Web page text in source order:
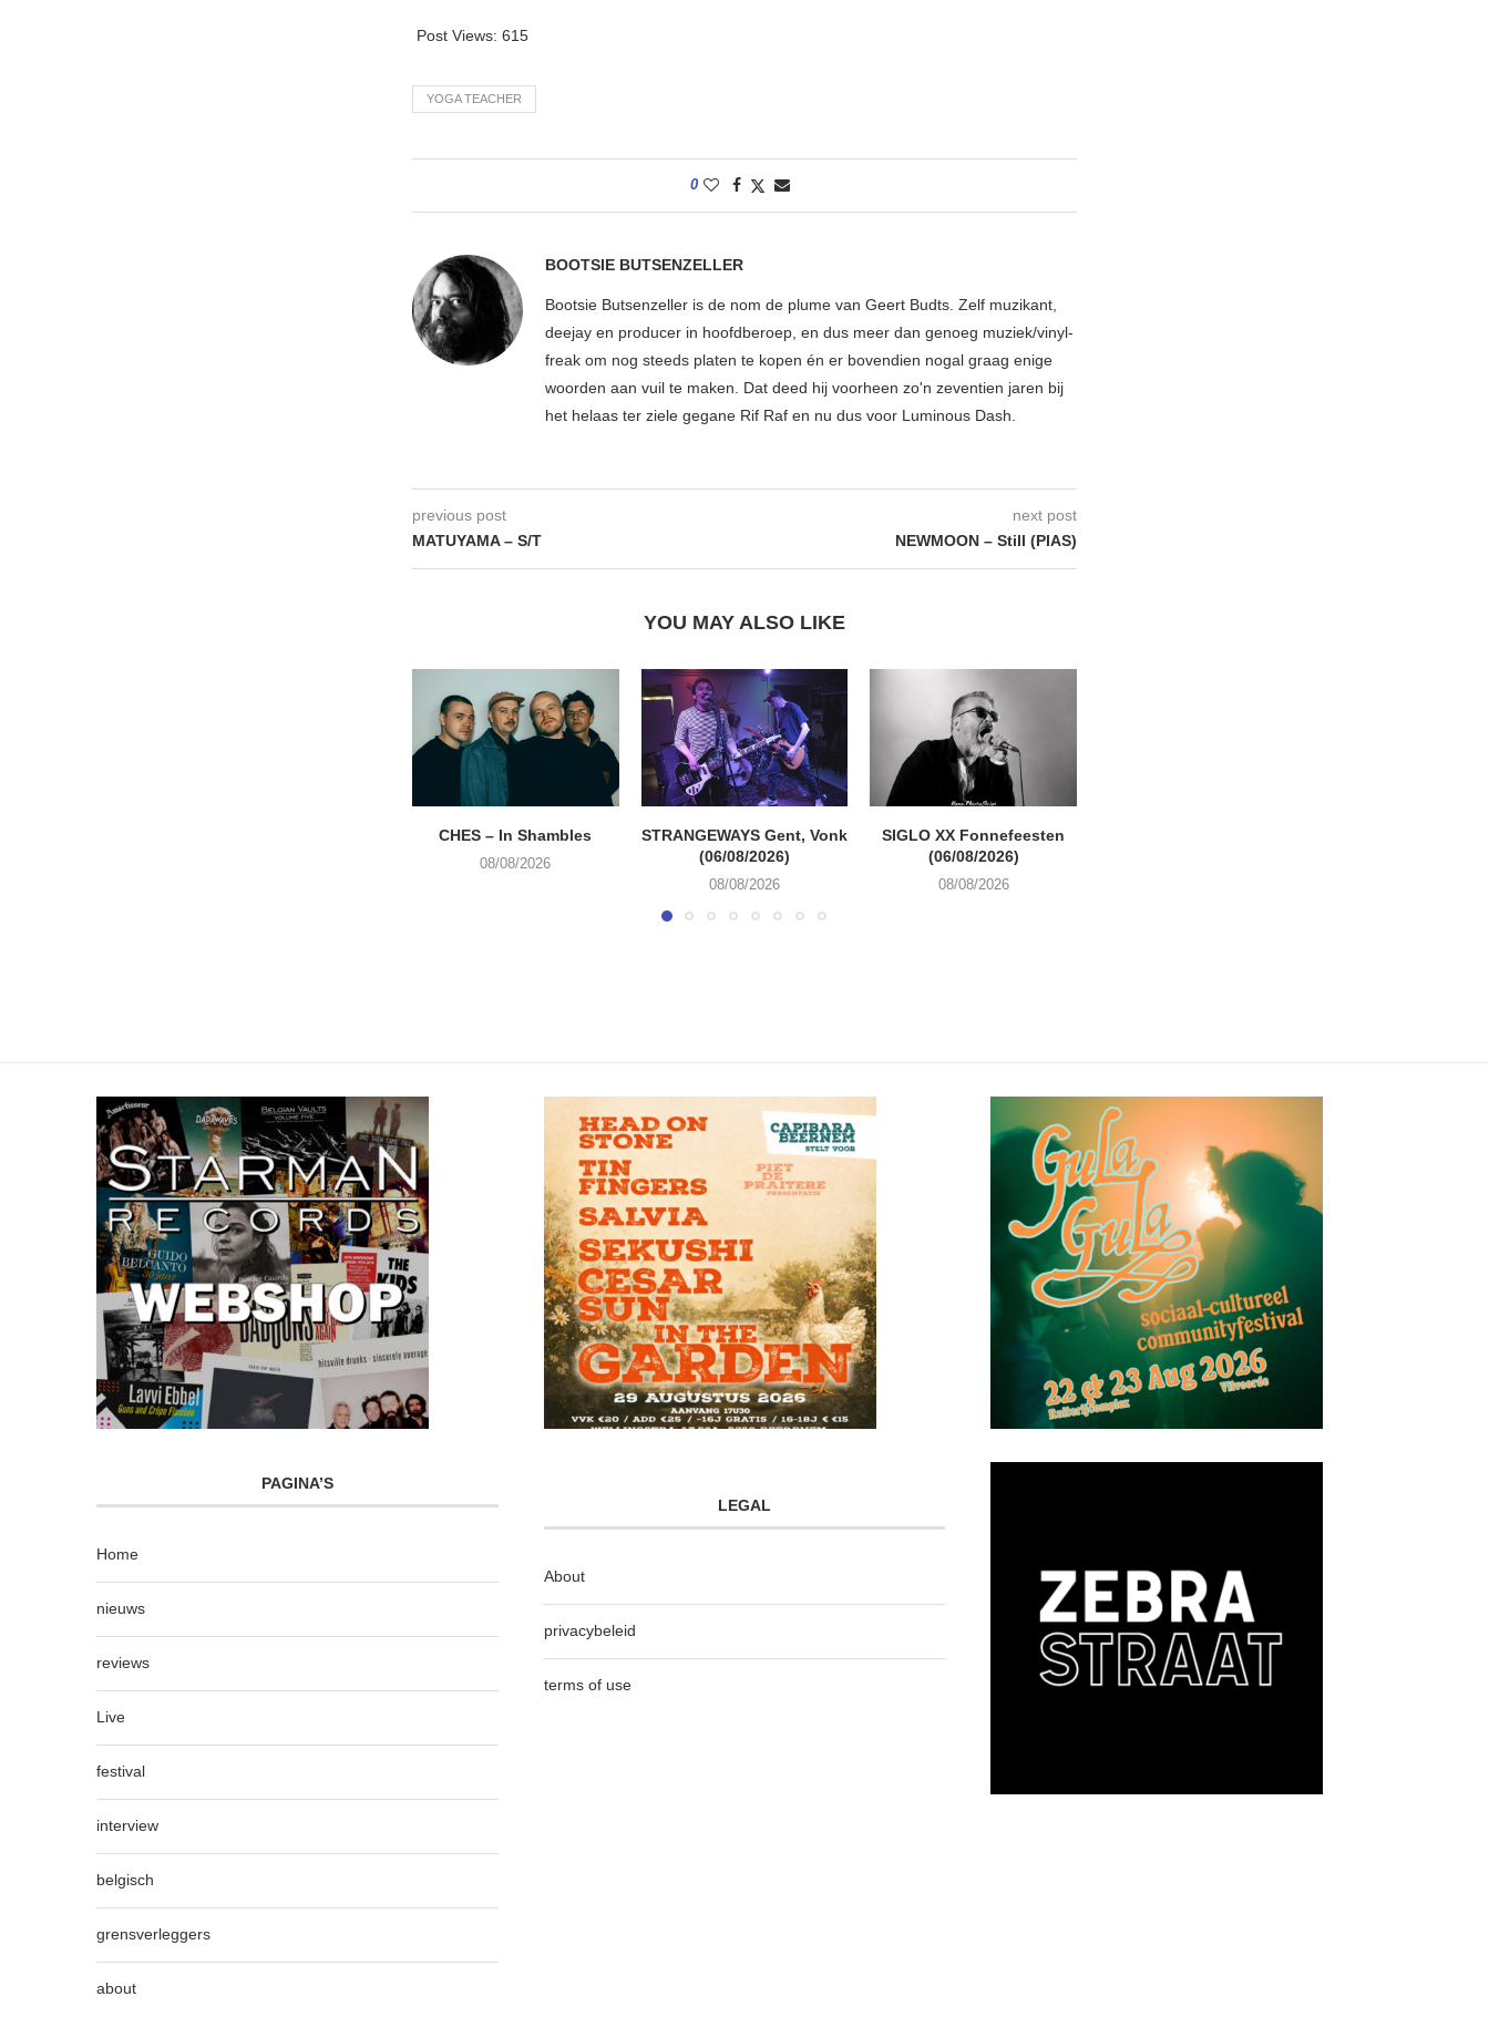
Post Views: 615
YOGA TEACHER
0
BOOTSIE BUTSENZELLER
Bootsie Butsenzeller is de nom de plume van Geert Budts. Zelf muzikant,
deejay en producer in hoofdberoep, en dus meer dan genoeg muziek/vinyl-
freak om nog steeds platen te kopen én er bovendien nogal graag enige
woorden aan vuil te maken. Dat deed hij voorheen zo'n zeventien jaren bij
het helaas ter ziele gegane Rif Raf en nu dus voor Luminous Dash.
previous post
MATUYAMA – S/T
next post
NEWMOON – Still (PIAS)
YOU MAY ALSO LIKE
CHES – In Shambles
08/08/2026
STRANGEWAYS Gent, Vonk
(06/08/2026)
08/08/2026
SIGLO XX Fonnefeesten
(06/08/2026)
08/08/2026
PAGINA’S
Home
nieuws
reviews
Live
festival
interview
belgisch
grensverleggers
about
LEGAL
About
privacybeleid
terms of use